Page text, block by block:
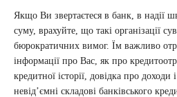
Якщо Ви звертаєтеся в банк, в надії
суму, врахуйте, що такі організації
бюрократичних вимог. Їм важливо
інформації про Вас, як про
кредитної історії, довідка про доходи
невід’ємні складові банківського